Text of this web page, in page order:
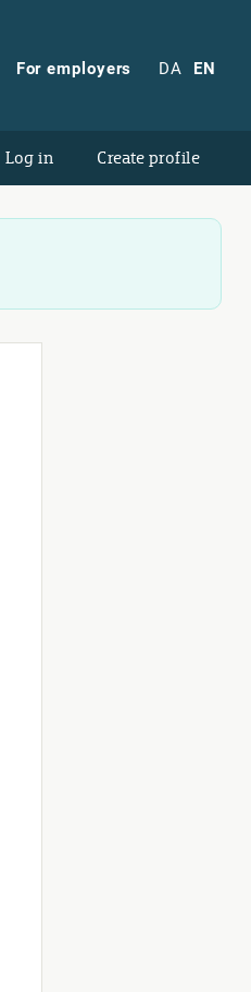
For employers DA EN
Log in Create profile